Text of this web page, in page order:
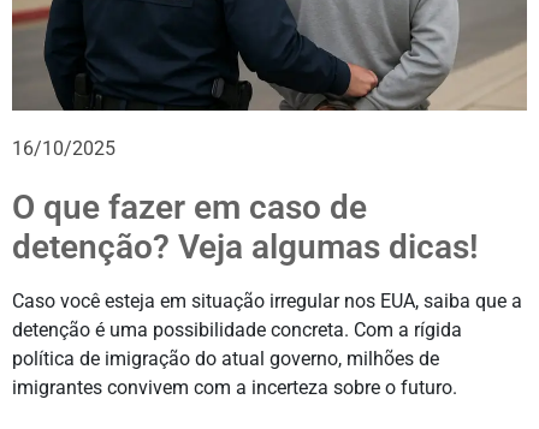
16/10/2025
O que fazer em caso de
detenção? Veja algumas dicas!
Caso você esteja em situação irregular nos EUA, saiba que a
detenção é uma possibilidade concreta. Com a rígida
política de imigração do atual governo, milhões de
imigrantes convivem com a incerteza sobre o futuro.